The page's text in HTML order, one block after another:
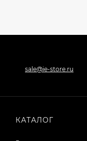
sale@ie-store.ru
КАТАЛОГ